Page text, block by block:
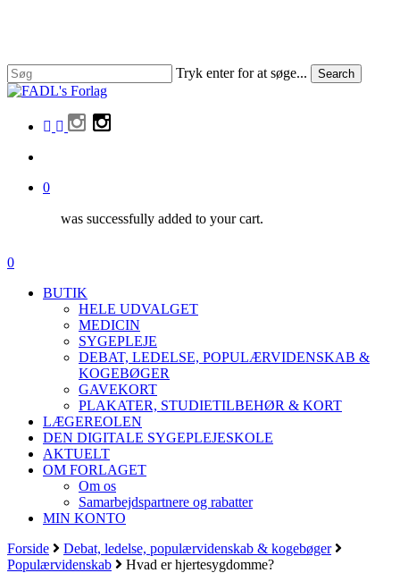
content
Tryk enter for at søge... Search
Close
facebook
linkedin
instagram
0
was successfully added to your cart.
Menu
search
0
BUTIK
HELE UDVALGET
MEDICIN
SYGEPLEJE
DEBAT, LEDELSE, POPULÆRVIDENSKAB &
KOGEBØGER
GAVEKORT
PLAKATER, STUDIETILBEHØR & KORT
LÆGEREOLEN
DEN DIGITALE SYGEPLEJESKOLE
AKTUELT
OM FORLAGET
Om os
Samarbejdspartnere og rabatter
MIN KONTO
Forside
Debat, ledelse, populærvidenskab & kogebøger
Populærvidenskab
Hvad er hjertesygdomme?